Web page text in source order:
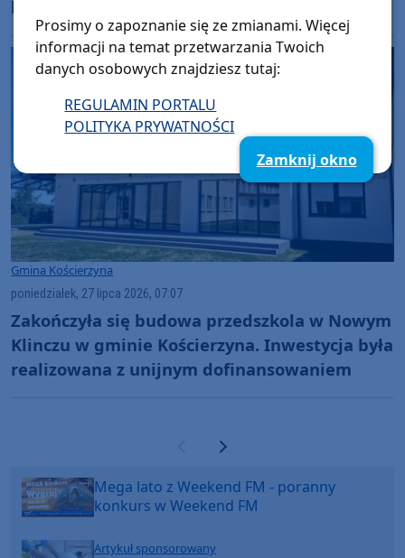
latka już straciła prawo jazdy
Gmina Kościerzyna
poniedziałek, 27 lipca 2026, 07:07
Zakończyła się budowa przedszkola w Nowym
Klinczu w gminie Kościerzyna. Inwestycja była
realizowana z unijnym dofinansowaniem
Poprzednia strona
Następna strona
Mega lato z Weekend FM - poranny
konkurs w Weekend FM
Artykuł sponsorowany
Prosimy o zapoznanie się ze zmianami. Więcej
informacji na temat przetwarzania Twoich
danych osobowych znajdziesz tutaj:
REGULAMIN PORTALU
POLITYKA PRYWATNOŚCI
Zamknij okno